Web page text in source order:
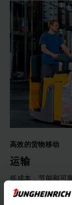
高效的货物移动
运输
低成本，节能和可
您提供量身定制的
运，满足您的个性